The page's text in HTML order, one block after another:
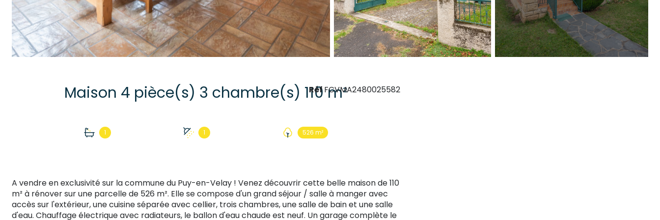
Maison 4 pièce(s) 3 chambre(s) 110 m²
1 1 526 m²
RéfFCVMA2480025582
A vendre en exclusivité sur la commune du Puy-en-Velay ! Venez découvrir cette belle maisonde 110
m² à rénover sur une parcelle de 526 m². Elle se compose d'un grand séjour / salle à manger avec
accès sur l'extérieur, une cuisine séparée avec cellier, trois chambres, une salle de bain et une salle
d'eau. Chauffage électrique avec radiateurs, le ballon d'eau chaude est neuf. Un garage complète le